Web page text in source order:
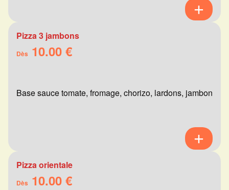
Pizza 3 jambons
Dès 10.00 €
Base sauce tomate, fromage, chorizo, lardons, jambon
Pizza orientale
Dès 10.00 €